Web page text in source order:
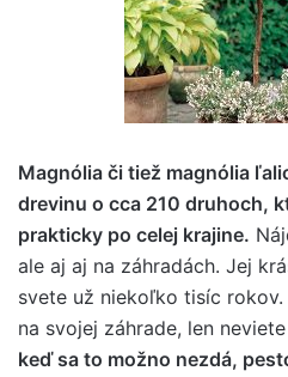
Magnólia či tiež magnólia
drevinu o cca 210 druhoch,
prakticky po celej krajine.
ale aj aj na záhradách. Jej
svete už niekoľko tisíc
na svojej záhrade, len
keď sa to možno nezdá,